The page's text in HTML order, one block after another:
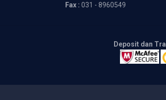
Fax : 031 - 8960549
Deposit dan